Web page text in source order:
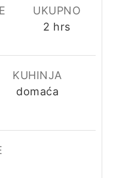
UKUPNO
2 hours
hrs
KUHINJA
domaća